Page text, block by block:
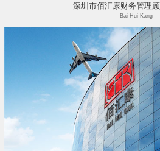
深圳市佰汇康财务管理
Bai Hui Kang